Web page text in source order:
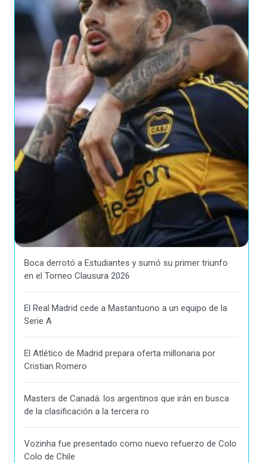
Boca derrotó a Estudiantes y sumó su primer triunfo
en el Torneo Clausura 2026
El Real Madrid cede a Mastantuono a un equipo de la
Serie A
El Atlético de Madrid prepara oferta millonaria por
Cristian Romero
Masters de Canadá: los argentinos que irán en busca
de la clasificación a la tercera ro
Vozinha fue presentado como nuevo refuerzo de Colo
Colo de Chile